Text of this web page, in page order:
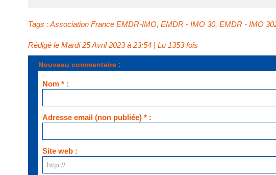
Tags :Association France EMDR-IMO, EMDR - IMO 30, EMDR - IMO
Rédigé le Mardi 25 Avril 2023 à 23:54 | Lu 1353 fois
Nouveau commentaire :
Nom * :
Adresse email (non publiée) * :
Site web :